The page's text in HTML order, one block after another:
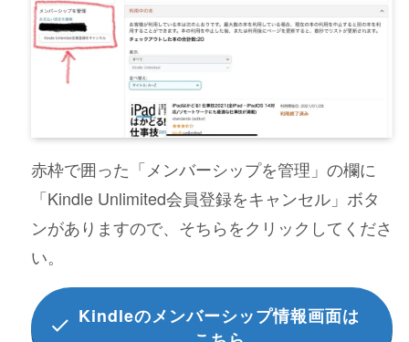
赤枠で囲った「メンバーシップを管理」の欄に
「Kindle Unlimited会員登録をキャンセル」ボタ
ンがありますので、そちらをクリックしてくださ
い。
Kindleのメンバーシップ情報画面は